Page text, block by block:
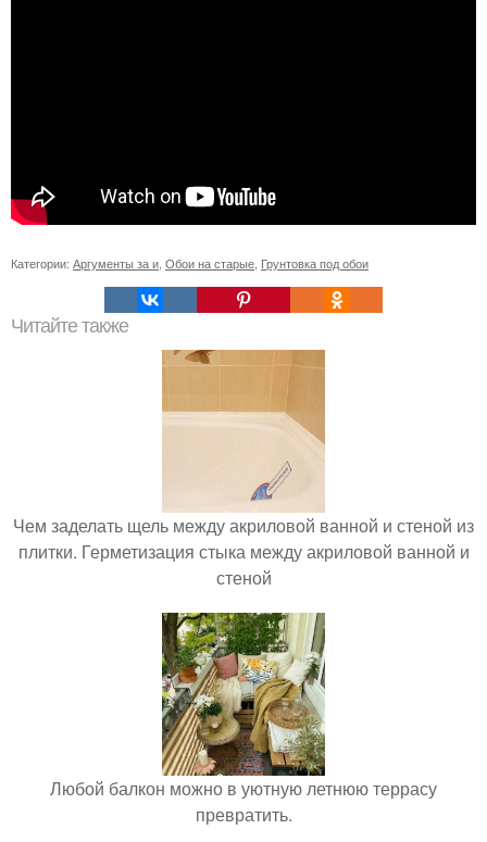
Категории: Аргументы за и, Обои на старые, Грунтовка под обои
Читайте также
Чем заделать щель между акриловой ванной и стеной из
плитки. Герметизация стыка между акриловой ванной и
стеной
Любой балкон можно в уютную летнюю террасу
превратить.